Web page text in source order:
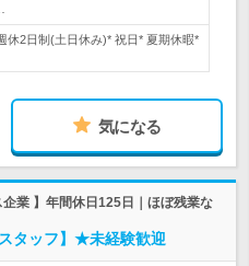
休2日制(土日休み)* 祝日* 夏期休暇*
気になる
業 】年間休日125日｜ほぼ残業な
タッフ】★未経験歓迎